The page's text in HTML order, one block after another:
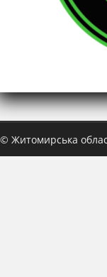
© Житомирська